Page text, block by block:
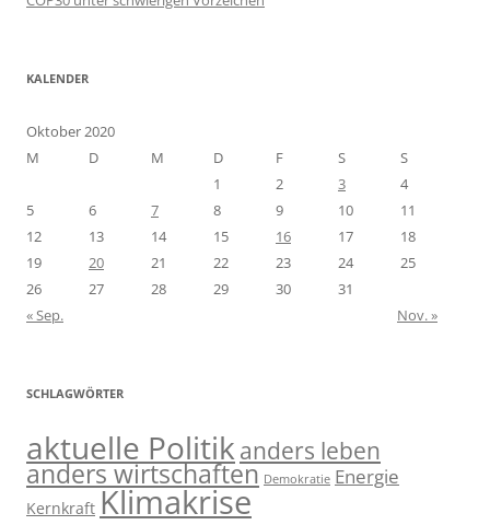
KALENDER
Oktober 2020
M
D M D F S
S
1
2 3
4
5
6 7 8 9 10
11
12
13 14 15 16 17
18
19
20 21 22 23 24
25
26
27 28 29 30
31
« Sep.
Nov. »
SCHLAGWÖRTER
aktuelle Politik anders leben
anders wirtschaften Demokratie Energie
Kernkraft Klimakrise